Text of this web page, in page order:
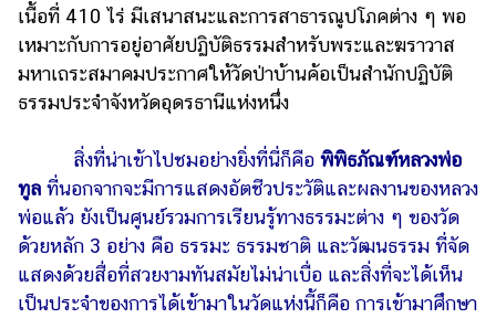
เนื้อที่ 410 ไร่ มีเสนาสนะและการสาธารณูปโภคต่าง ๆ พอ
เหมาะกับการอยู่อาศัยปฏิบัติธรรมสำหรับพระและฆราวาส
มหาเถระสมาคมประกาศให้วัดป่าบ้านค้อเป็นสำนักปฏิบัติ
ธรรมประจำจังหวัดอุดรธานีแห่งหนึ่ง
สิ่งที่น่าเข้าไปชมอย่างยิ่งที่นี่ก็คือ พิพิธภัณฑ์หลวงพ่อ
ทูล ที่นอกจากจะมีการแสดงอัตชีวประวัติและผลงานของหลวง
พ่อแล้ว ยังเป็นศูนย์รวมการเรียนรู้ทางธรรมะต่าง ๆ ของวัด
ด้วยหลัก 3 อย่าง คือ ธรรมะ ธรรมชาติ และวัฒนธรรม ที่จัด
แสดงด้วยสื่อที่สวยงามทันสมัยไม่น่าเบื่อ และสิ่งที่จะได้เห็น
เป็นประจำของการได้เข้ามาในวัดแห่งนี้ก็คือ การเข้ามาศึกษา